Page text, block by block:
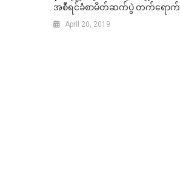
အစီရင်ခံစာမိတ်ဆက်ပွဲ တက်ရောက်
April 20, 2019